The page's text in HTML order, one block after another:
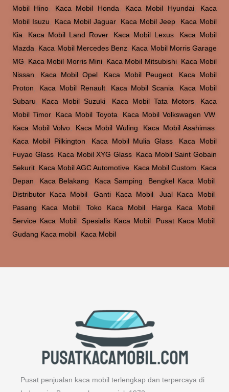
Mobil Hino, Kaca Mobil Honda, Kaca Mobil Hyundai, Kaca
Mobil Isuzu, Kaca Mobil Jaguar, Kaca Mobil Jeep, Kaca Mobil
Kia, Kaca Mobil Land Rover, Kaca Mobil Lexus, Kaca Mobil
Mazda, Kaca Mobil Mercedes Benz, Kaca Mobil Morris Garage
MG, Kaca Mobil Morris Mini, Kaca Mobil Mitsubishi, Kaca Mobil
Nissan, Kaca Mobil Opel, Kaca Mobil Peugeot, Kaca Mobil
Proton, Kaca Mobil Renault, Kaca Mobil Scania, Kaca Mobil
Subaru, Kaca Mobil Suzuki, Kaca Mobil Tata Motors, Kaca
Mobil Timor, Kaca Mobil Toyota, Kaca Mobil Volkswagen VW,
Kaca Mobil Volvo, Kaca Mobil Wuling, Kaca Mobil Asahimas,
Kaca Mobil Pilkington, Kaca Mobil Mulia Glass, Kaca Mobil
Fuyao Glass, Kaca Mobil XYG Glass, Kaca Mobil Saint Gobain
Sekurit, Kaca Mobil AGC Automotive, Kaca Mobil Custom, Kaca
Depan, Kaca Belakang, Kaca Samping, Bengkel Kaca Mobil,
Distributor Kaca Mobil,Ganti Kaca Mobil, Jual Kaca Mobil,
Pasang Kaca Mobil,Toko Kaca Mobil, Harga Kaca Mobil,
Service Kaca Mobil, Spesialis Kaca Mobil, Pusat Kaca Mobil,
Gudang Kaca mobil, Kaca Mobil
Pusat penjualan kaca mobil terlengkap dan terpercaya di